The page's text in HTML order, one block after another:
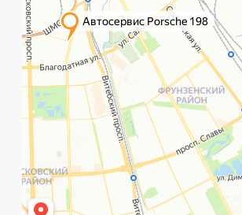
Главная ПозвонитьWhat`s app Контакты Услуги
Политика обработки данных
©️ Porsche 198. Все права защищены 2025
Разработка и маркетинг: Global Code